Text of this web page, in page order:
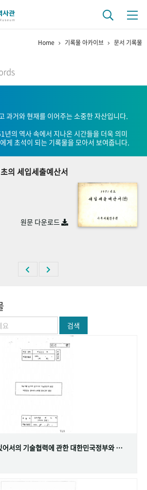
사
로 보는 연구 역사
연구자들
기록물 행정박물
보는 50년 50+1주년 광장
Home 기록물 아카이브 문서 기록물
과거와 현재를 이어주는 소중한 자산입니다.
년의 역사 속에서 지나온 시간들을 더욱 의미
게 초석이 되는 기록물을 모아서 보여줍니다.
의 세입세출예산서
원문 다운로드
검색
가족계획 분야에 있어서의 기술협력에 관한 대한민국정부와 스웨덴 정부간의 협정